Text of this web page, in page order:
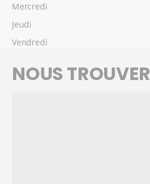
Mercredi
Jeudi
Vendredi
NOUS TROUVER